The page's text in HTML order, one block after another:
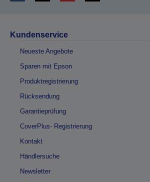
Kundenservice
Neueste Angebote
Sparen mit Epson
Produktregistrierung
Rücksendung
Garantieprüfung
CoverPlus- Registrierung
Kontakt
Händlersuche
Newsletter